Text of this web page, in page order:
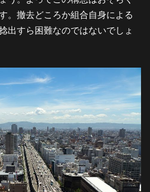
。撤去どころか組合自身による
出すら困難なのではないでしょ